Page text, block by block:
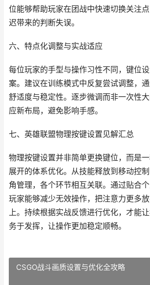
位能够帮助玩家在团战中快速切换关注
迟带来的判断失误。
六、特点化调整与实战适应
每位玩家的手型与操作习性不同，键位
案。建议在训练模式中反复尝试调整，
舒适度与稳定性。逐步微调而非一次性
应新布局，避免影响手感。
七、英雄联盟物理按键设置见解汇总
物理按键设置并非简单更换键位，而是
展开的体系优化。从技能释放到移动控
角管理，各个环节相互关联。通过贴合个
玩家能够减少无效操作，把注意力更多
上。持续根据实战反馈进行优化，才能
务于发挥，让操作更加稳定顺畅。
CSGO战斗画质设置与优化全攻略